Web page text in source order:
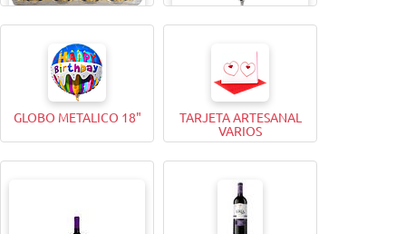
BOMBONES FERRERO
ROCHER (12 Unidades)
GLOBO METALICO 9"
GLOBO METALICO 18"
TARJETA ARTESANAL
VARIOS